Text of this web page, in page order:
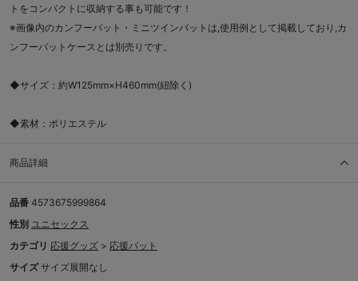
トをコンパクトに収納する事も可能です！
※画像内のカンフーバット・ミニツインバットは,使用例として掲載しており,カ
ンフーバットケースとは別売りです。
◆サイズ：約W125mm×H460mm(紐除く)
◆素材：ポリエステル
商品詳細
品番 4573675999864
性別 ユニセックス
カテゴリ 応援グッズ > 応援バット
サイズ サイズ展開なし